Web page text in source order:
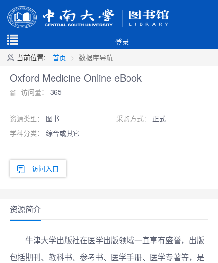
登录
当前位置:
首页 数据库导航
Oxford Medicine Online eBook
访问量： 365
资源类型： 图书 采购方式： 正式
学科分类： 综合或其它
访问入口
资源简介
牛津大学出版社在医学出版领域一直享有盛誉，出版
包括期刊、教科书、参考书、医学手册、医学专著等，是